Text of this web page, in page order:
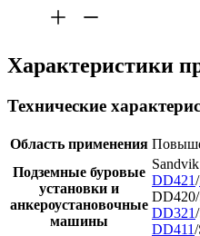
Характеристики
Технические
Область применения
Подземные буровые
установки и
анкероустановочные
машины
DD421/
DD321
DD411